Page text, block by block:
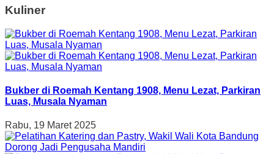
Kuliner
Bukber di Roemah Kentang 1908, Menu Lezat, Parkiran
Luas, Musala Nyaman
Rabu, 19 Maret 2025